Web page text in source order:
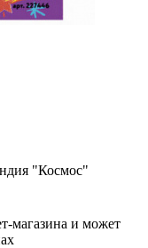
"Космос"
магазина и может